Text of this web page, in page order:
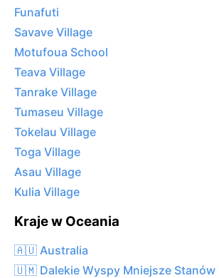
Funafuti
Savave Village
Motufoua School
Teava Village
Tanrake Village
Tumaseu Village
Tokelau Village
Toga Village
Asau Village
Kulia Village
Kraje w Oceania
🇦🇺 Australia
🇺🇲 Dalekie Wyspy Mniejsze Stanów